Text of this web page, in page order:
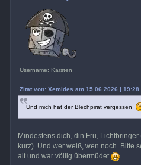
Username: Karsten
Zitat von: Xemides am 15.06.2026 | 19:28
Und mich hat der Blechpirat vergessen
Mindestens dich, din Fru,
kurz). Und wer weiß, wen noch. Bitte
alt und war völlig übermüdet